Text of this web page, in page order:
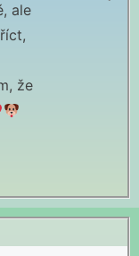
ale
že